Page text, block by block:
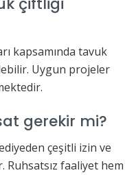
kapsamında tavuk
Uygun projeler
gerekir mi?
çeşitli izin ve
Ruhsatsız faaliyet hem